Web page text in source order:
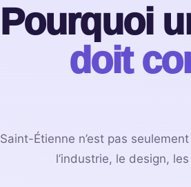
Pourquoi
doit
Saint-Étienne n’est pas
l’industrie, le design,